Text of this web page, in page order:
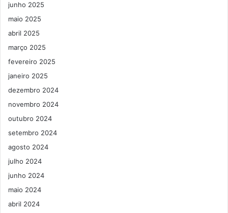
junho 2025
maio 2025
abril 2025
março 2025
fevereiro 2025
janeiro 2025
dezembro 2024
novembro 2024
outubro 2024
setembro 2024
agosto 2024
julho 2024
junho 2024
maio 2024
abril 2024